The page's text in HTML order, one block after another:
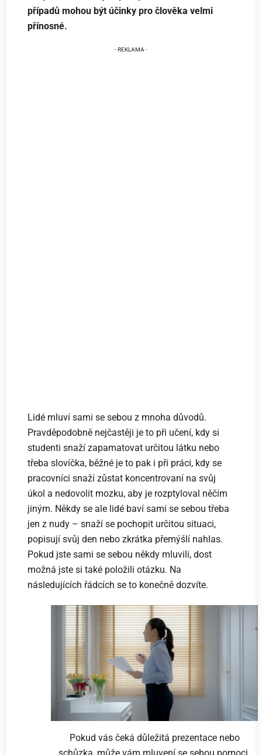
případů mohou být účinky pro člověka velmi
přínosné.
Lidé mluví sami se sebou z mnoha důvodů.
Pravděpodobně nejčastěji je to při učení, kdy si
studenti snaží zapamatovat určitou látku nebo
třeba slovíčka, běžné je to pak i při práci, kdy se
pracovníci snaží zůstat koncentrovaní na svůj
úkol a nedovolit mozku, aby je rozptyloval něčím
jiným. Někdy se ale lidé baví sami se sebou třeba
jen z nudy – snaží se pochopit určitou situaci,
popisují svůj den nebo zkrátka přemýšlí nahlas.
Pokud jste sami se sebou někdy mluvili, dost
možná jste si také položili otázku. Na
následujících řádcích se to konečně dozvíte.
Pokud vás čeká důležitá prezentace nebo